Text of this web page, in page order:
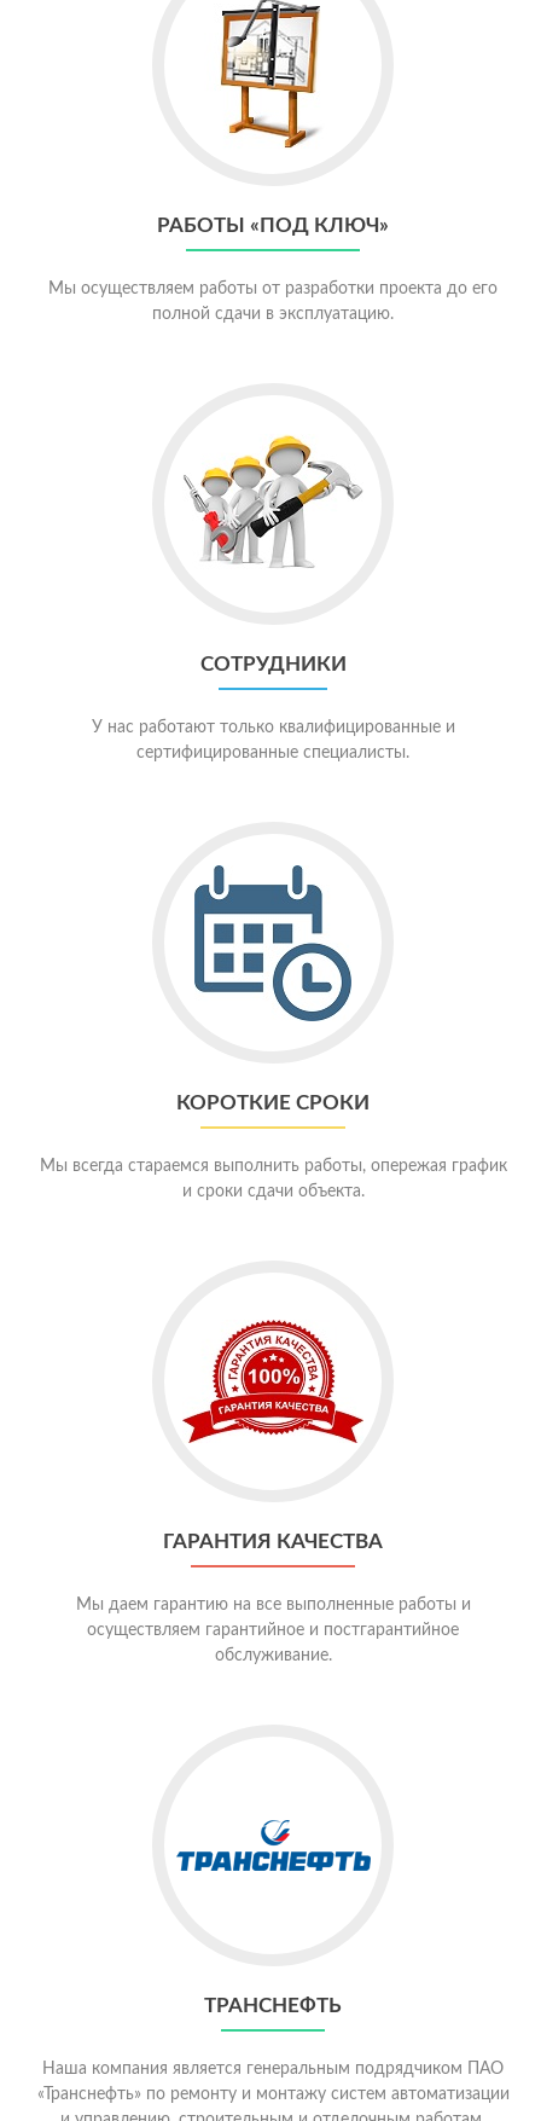
РАБОТЫ «ПОД КЛЮЧ»
Мы осуществляем работы от разработки проекта до его
полной сдачи в эксплуатацию.
СОТРУДНИКИ
У нас работают только квалифицированные и
сертифицированные специалисты.
КОРОТКИЕ СРОКИ
Мы всегда стараемся выполнить работы, опережая график
и сроки сдачи объекта.
ГАРАНТИЯ КАЧЕСТВА
Мы даем гарантию на все выполненные работы и
осуществляем гарантийное и постгарантийное
обслуживание.
ТРАНСНЕФТЬ
Наша компания является генеральным подрядчиком ПАО
«Транснефть» по ремонту и монтажу систем автоматизации